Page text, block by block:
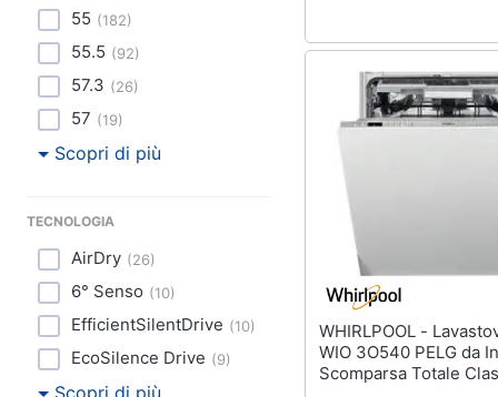
55 (182)
55.5 (92)
57.3 (26)
57 (19)
Scopri di più
TECNOLOGIA
AirDry (26)
6° Senso (10)
EfficientSilentDrive (10)
EcoSilence Drive (9)
Scopri di più
WHIRLPOOL - Lavastoviglie
WIO 3O540 PELG da
Scomparsa Totale